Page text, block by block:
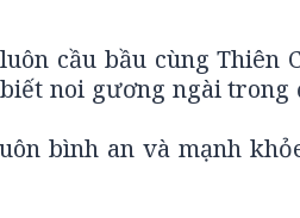
cầu bầu cùng Thiên
noi gương ngài trong
bình an và mạnh